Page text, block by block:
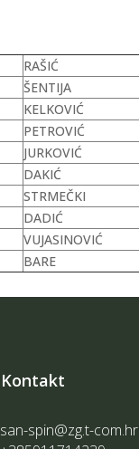
RAŠIĆ
ŠENTIJA
KELKOVIĆ
PETROVIĆ
JURKOVIĆ
DAKIĆ
STRMEČKI
DADIĆ
VUJASINOVIĆ
BARE
Kontakt
san-spin@zg.t-com.hr